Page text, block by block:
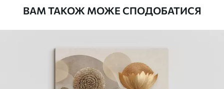
Від290.00грн
Яскраві, насичені кольори
Стійкість до вицвітання
Безпечне чорнило без запаху
Поверхня з текстурою полотна
ВАМ ТАКОЖ МОЖЕ СПОДОБАТИСЯ